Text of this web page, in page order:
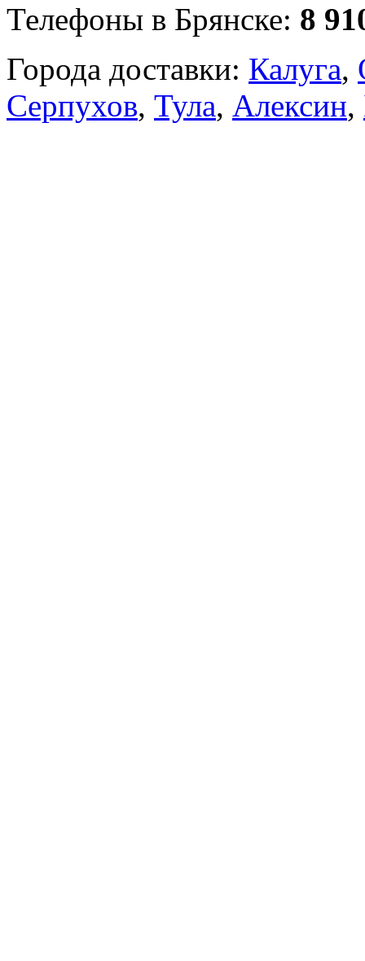
Телефоны в Брянске: 8
Города доставки: Калуга,
Серпухов, Тула, Алексин,